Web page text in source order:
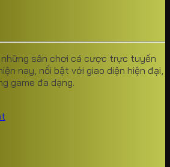
sân chơi cá cược trực tuyến
nay, nổi bật với giao diện hiện đại,
game đa dạng.